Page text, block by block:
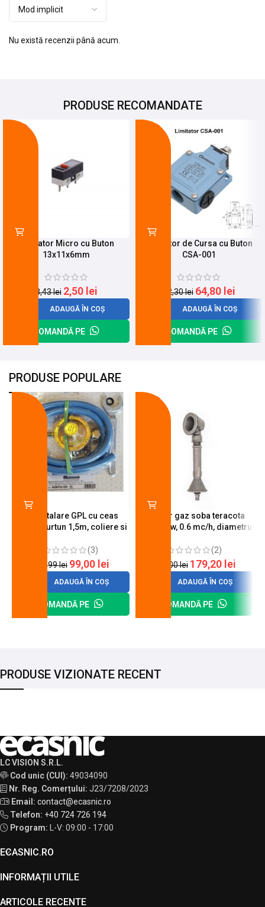
Nu există recenzii până acum.
PRODUSE RECOMANDATE
Limitator Micro cu Buton
13x11x6mm
3,43lei 2,50 lei
ADAUGĂ ÎN COȘ
COMANDĂ PE
Limitator de Cursa cu Buton
CSA-001
82,30lei 64,80 lei
ADAUGĂ ÎN COȘ
COMANDĂ PE
PRODUSE POPULARE
Kit instalare GPL cu ceas
butelie, furtun 1,5m, coliere si
(3)
120,99lei 99,00 lei
ADAUGĂ ÎN COȘ
COMANDĂ PE
Arzator gaz soba teracota
A600, 6 kw, 0.6 mc/h, diametru
(2)
200,00lei 179,20 lei
ADAUGĂ ÎN COȘ
COMANDĂ PE
PRODUSE VIZIONATE RECENT
LC VISION S.R.L.
Cod unic (CUI): 49034090
Nr. Reg. Comerțului: J23/7208/2023
Email: contact@ecasnic.ro
Telefon: +40 724 726 194
Program:
L-V: 09:00 - 17:00
ECASNIC.RO
INFORMAȚII UTILE
ARTICOLE RECENTE